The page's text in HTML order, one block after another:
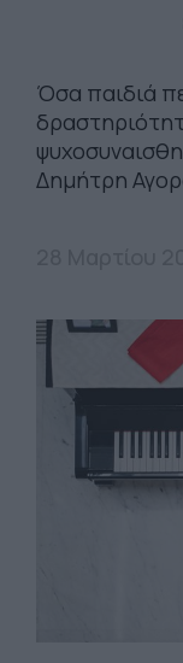
Όσα παιδιά
Δημήτρη